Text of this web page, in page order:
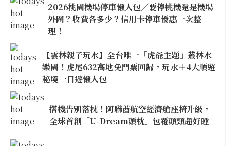
2026桃園機場停車懶人包／要停桃機還是機場
外圍？收費各多少？信用卡停車優惠一次整
理！
【雲林親子玩水】全台唯一「虎爺主題」叢林水
樂園！虎尾632高地免門票回歸，玩水＋4大順遊
秘境一日遊懶人包
搭機告別落枕！阿聯酋航空經濟艙座椅升級，
全球首創「U-Dream頭枕」包覆頭頸超好睡